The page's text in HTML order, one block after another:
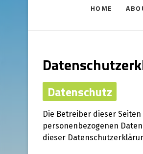
HOME
Datenschutz
Die Betreiber dieser
personenbezogenen
dieser